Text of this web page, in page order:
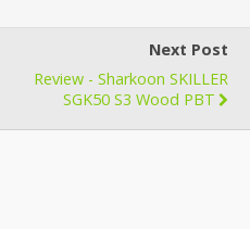
Next Post
Review - Sharkoon SKILLER
SGK50 S3 Wood PBT